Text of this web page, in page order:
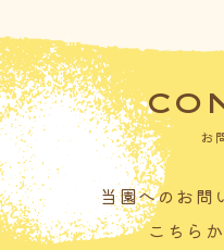
お
当園へのお問
こちら